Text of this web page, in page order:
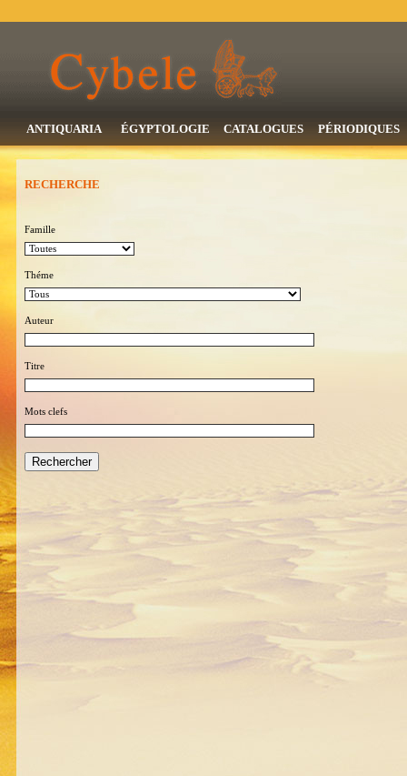
ANTIQUARIA ÉGYPTOLOGIE CATALOGUES PÉRIODIQUES
RECHERCHE
Famille
Théme
Auteur
Titre
Mots clefs